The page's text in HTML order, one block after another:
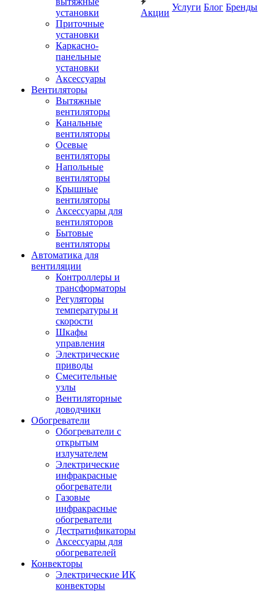
установки
Приточные
установки
Каркасно-
панельные
установки
Аксессуары
Вентиляторы
Вытяжные
вентиляторы
Канальные
вентиляторы
Осевые
вентиляторы
Напольные
вентиляторы
Крышные
вентиляторы
Аксессуары для
вентиляторов
Бытовые
вентиляторы
Автоматика для
вентиляции
Контроллеры и
трансформаторы
Регуляторы
температуры и
скорости
Шкафы
управления
Электрические
приводы
Смесительные
узлы
Вентиляторные
доводчики
Обогреватели
Обогреватели с
открытым
излучателем
Электрические
инфракрасные
обогреватели
Газовые
инфракрасные
обогреватели
Дестратификаторы
Аксессуары для
обогревателей
Конвекторы
Электрические ИК
конвекторы
Акции
Услуги Блог Бренды